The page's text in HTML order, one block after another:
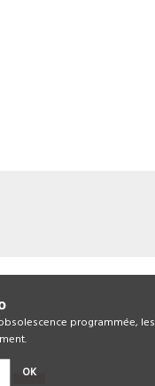
programmée, les
OK